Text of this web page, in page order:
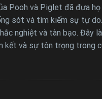
Pooh và Piglet đã đưa
sót và tìm kiếm sự tự do.
nghiệt và tàn bạo. Đây
kết và sự tôn trọng trong